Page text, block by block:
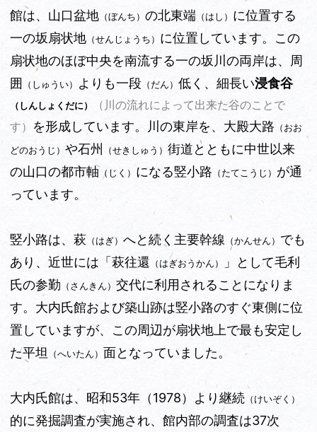
館は、山口盆地 （ぼんち） の北東端 （はし） に位置する
一の坂扇状地 （せんじょうち） に位置しています。この
扇状地のほぼ中央を南流する一の坂川の両岸は、周
囲
（しゅうい） よりも一段 （だん） 低く、細長い浸食谷
（しんしょくだに）
（川の流れによって出来た谷のことで
す）
を形成しています。川の東岸を、大殿大路 （おお
どのおうじ） や石州 （せきしゅう） 街道とともに中世以来
の山口の都市軸 （じく） になる竪小路 （たてこうじ） が通
っています。
竪小路は、萩 （はぎ） へと続く主要幹線 （かんせん） でも
あり、近世には「萩往還
（はぎおうかん）
」として毛利
氏の参勤 （さんきん） 交代に利用されることになりま
す。大内氏館および築山跡は竪小路のすぐ東側に位
置していますが、この周辺が扇状地上で最も安定し
た平坦
（へいたん） 面となっていました。
大内氏館は、昭和53年（1978）より継続 （けいぞく）
的に発掘調査が実施され、館内部の調査は37次